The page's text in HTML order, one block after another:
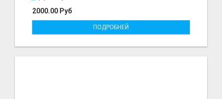
2000.00 Руб
ПОДРОБНЕЙ